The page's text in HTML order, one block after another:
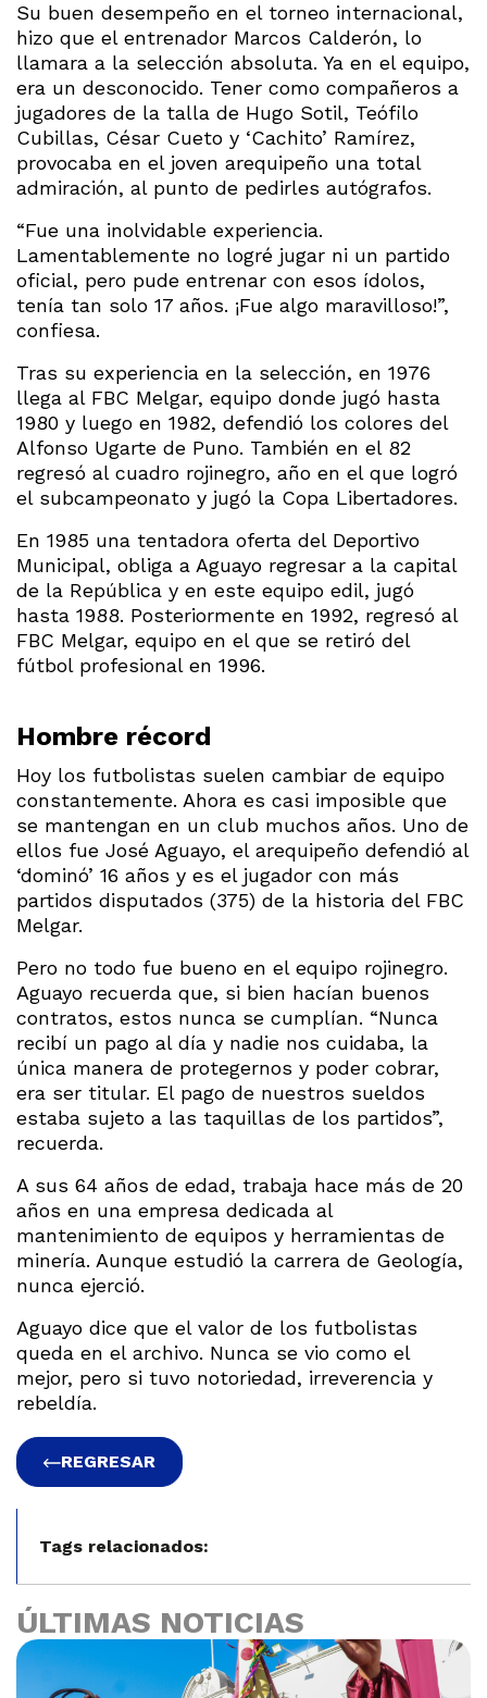
Su buen desempeño en el torneo internacional,
hizo que el entrenador Marcos Calderón, lo
llamara a la selección absoluta. Ya en el equipo,
era un desconocido. Tener como compañeros a
jugadores de la talla de Hugo Sotil, Teófilo
Cubillas, César Cueto y ‘Cachito’ Ramírez,
provocaba en el joven arequipeño una total
admiración, al punto de pedirles autógrafos.
“Fue una inolvidable experiencia.
Lamentablemente no logré jugar ni un partido
oficial, pero pude entrenar con esos ídolos,
tenía tan solo 17 años. ¡Fue algo maravilloso!”,
confiesa.
Tras su experiencia en la selección, en 1976
llega al FBC Melgar, equipo donde jugó hasta
1980 y luego en 1982, defendió los colores del
Alfonso Ugarte de Puno. También en el 82
regresó al cuadro rojinegro, año en el que logró
el subcampeonato y jugó la Copa Libertadores.
En 1985 una tentadora oferta del Deportivo
Municipal, obliga a Aguayo regresar a la capital
de la República y en este equipo edil, jugó
hasta 1988. Posteriormente en 1992, regresó al
FBC Melgar, equipo en el que se retiró del
fútbol profesional en 1996.
Hombre récord
Hoy los futbolistas suelen cambiar de equipo
constantemente. Ahora es casi imposible que
se mantengan en un club muchos años. Uno de
ellos fue José Aguayo, el arequipeño defendió al
‘dominó’ 16 años y es el jugador con más
partidos disputados (375) de la historia del FBC
Melgar.
Pero no todo fue bueno en el equipo rojinegro.
Aguayo recuerda que, si bien hacían buenos
contratos, estos nunca se cumplían. “Nunca
recibí un pago al día y nadie nos cuidaba, la
única manera de protegernos y poder cobrar,
era ser titular. El pago de nuestros sueldos
estaba sujeto a las taquillas de los partidos”,
recuerda.
A sus 64 años de edad, trabaja hace más de 20
años en una empresa dedicada al
mantenimiento de equipos y herramientas de
minería. Aunque estudió la carrera de Geología,
nunca ejerció.
Aguayo dice que el valor de los futbolistas
queda en el archivo. Nunca se vio como el
mejor, pero si tuvo notoriedad, irreverencia y
rebeldía.
REGRESAR
Tags relacionados:
ÚLTIMAS NOTICIAS